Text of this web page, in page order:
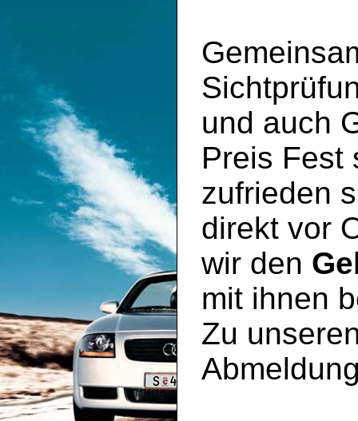
und auch
Preis Fest
zufrieden
direkt vor
wir den
mit ihnen
Zu